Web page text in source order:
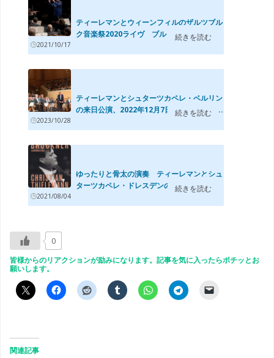
ティーレマンとウィーンフィルのザルツブル
ク音楽祭2020ライヴ ブルックナー交響...
2021/10/17
続きを読む
ティーレマンとシュターツカペレ・ベルリン
の来日公演、2022年12月7日のサントリー...
2023/10/28
続きを読む
ゆったりと骨太の演奏 ティーレマンとシュ
ターツカペレ・ドレスデンのブルックナ...
2021/08/04
続きを読む
0
皆様からのリアクションが励みになります。記事を気に入ったらポチッとお
願いします。
関連記事